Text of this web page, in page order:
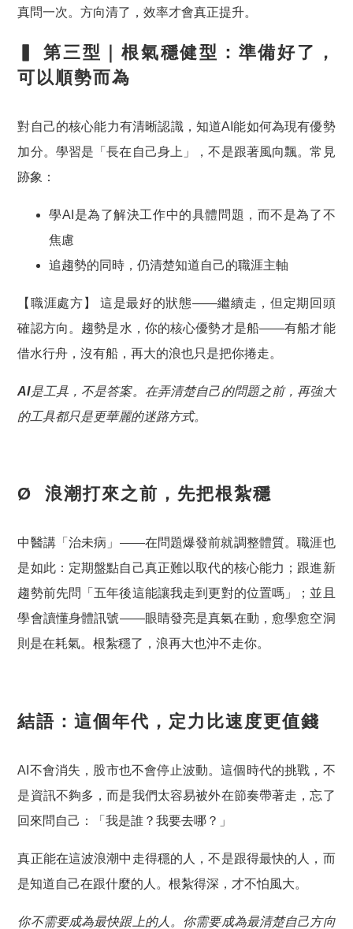
真問一次。方向清了，效率才會真正提升。
▍ 第三型｜根氣穩健型：準備好了，
可以順勢而為
對自己的核心能力有清晰認識，知道AI能如何為現有優勢
加分。學習是「長在自己身上」，不是跟著風向飄。常見
跡象：
學AI是為了解決工作中的具體問題，而不是為了不
焦慮
追趨勢的同時，仍清楚知道自己的職涯主軸
【職涯處方】
這是最好的狀態——繼續走，但定期回頭
確認方向。趨勢是水，你的核心優勢才是船——有船才能
借水行舟，沒有船，再大的浪也只是把你捲走。
AI是工具，不是答案。在弄清楚自己的問題之前，再強大
的工具都只是更華麗的迷路方式。
Ø 浪潮打來之前，先把根紮穩
中醫講「治未病」——在問題爆發前就調整體質。職涯也
是如此：定期盤點自己真正難以取代的核心能力；跟進新
趨勢前先問「五年後這能讓我走到更對的位置嗎」；並且
學會讀懂身體訊號——眼睛發亮是真氣在動，愈學愈空洞
則是在耗氣。根紮穩了，浪再大也沖不走你。
結語：這個年代，定力比速度更值錢
AI不會消失，股市也不會停止波動。這個時代的挑戰，不
是資訊不夠多，而是我們太容易被外在節奏帶著走，忘了
回來問自己：「我是誰？我要去哪？」
真正能在這波浪潮中走得穩的人，不是跟得最快的人，而
是知道自己在跟什麼的人。根紮得深，才不怕風大。
你不需要成為最快跟上的人。你需要成為最清楚自己方向